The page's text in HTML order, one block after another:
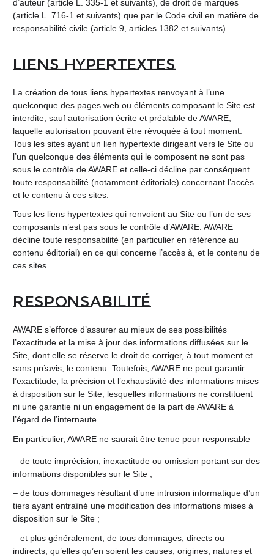
d’auteur (article L. 335-1 et suivants), de droit de marques
(article L. 716-1 et suivants) que par le Code civil en matière de
responsabilité civile (article 9, articles 1382 et suivants).
Liens hypertextes
La création de tous liens hypertextes renvoyant à l’une
quelconque des pages web ou éléments composant le Site est
interdite, sauf autorisation écrite et préalable de AWARE,
laquelle autorisation pouvant être révoquée à tout moment.
Tous les sites ayant un lien hypertexte dirigeant vers le Site ou
l’un quelconque des éléments qui le composent ne sont pas
sous le contrôle de AWARE et celle-ci décline par conséquent
toute responsabilité (notamment éditoriale) concernant l’accès
et le contenu à ces sites.
Tous les liens hypertextes qui renvoient au Site ou l’un de ses
composants n’est pas sous le contrôle d’AWARE. AWARE
décline toute responsabilité (en particulier en référence au
contenu éditorial) en ce qui concerne l’accès à, et le contenu de
ces sites.
Responsabilité
AWARE s’efforce d’assurer au mieux de ses possibilités
l’exactitude et la mise à jour des informations diffusées sur le
Site, dont elle se réserve le droit de corriger, à tout moment et
sans préavis, le contenu. Toutefois, AWARE ne peut garantir
l’exactitude, la précision et l’exhaustivité des informations mises
à disposition sur le Site, lesquelles informations ne constituent
ni une garantie ni un engagement de la part de AWARE à
l’égard de l’internaute.
En particulier, AWARE ne saurait être tenue pour responsable
– de toute imprécision, inexactitude ou omission portant sur des
informations disponibles sur le Site ;
– de tous dommages résultant d’une intrusion informatique d’un
tiers ayant entraîné une modification des informations mises à
disposition sur le Site ;
– et plus généralement, de tous dommages, directs ou
indirects, qu’elles qu’en soient les causes, origines, natures et